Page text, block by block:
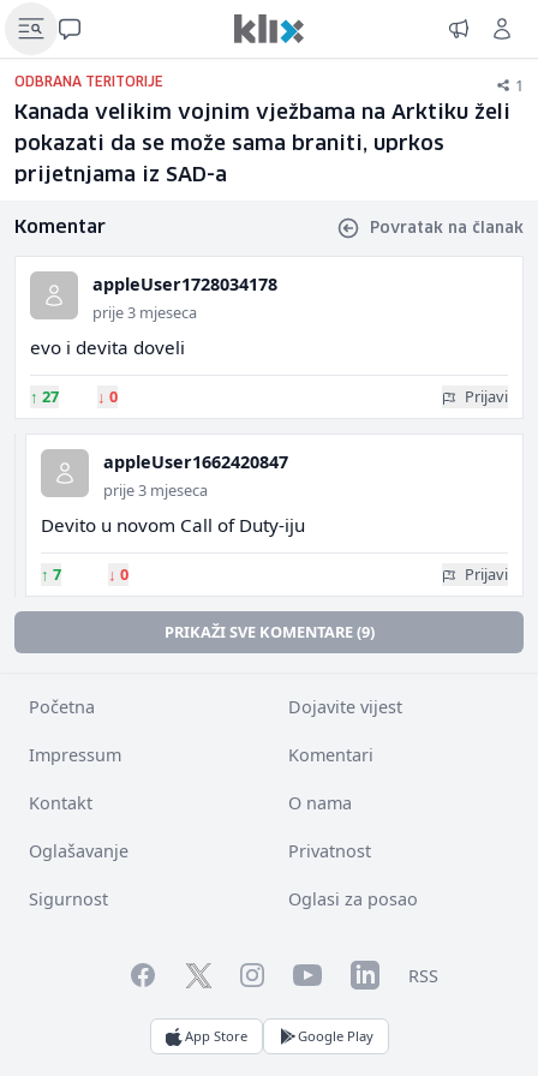
ODBRANA TERITORIJE 1
Kanada velikim vojnim vježbama na Arktiku želi
pokazati da se može sama braniti, uprkos
prijetnjama iz SAD-a
Komentar Povratak na članak
appleUser1728034178
prije 3 mjeseca
evo i devita doveli
↑ 27 ↓ 0 Prijavi
appleUser1662420847
prije 3 mjeseca
Devito u novom Call of Duty-iju
↑ 7 ↓ 0 Prijavi
PRIKAŽI SVE KOMENTARE (9)
Početna Dojavite vijest
Impressum Komentari
Kontakt O nama
Oglašavanje Privatnost
Sigurnost Oglasi za posao
FacebookTwitterInstagramYouTubeLinkedInRSS
App Store Google Play